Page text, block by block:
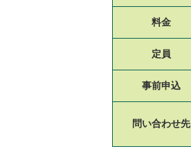
料金
定員
事前申込
問い合わせ先